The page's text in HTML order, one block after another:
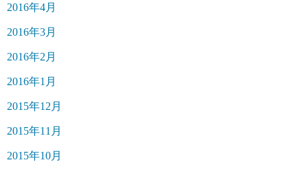
2016年4月
2016年3月
2016年2月
2016年1月
2015年12月
2015年11月
2015年10月